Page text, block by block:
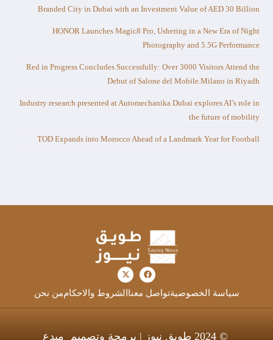
Branded City in Dubai with an Investment Value of AED 30 Billion
HONOR Launches Magic8 Pro, Ushering in a New Era of Night
Photography and 5.5G Performance
Red in Progress Concludes Successfully: Over 3000 Visitors Attend the
Debut of Salone del Mobile.Milano in Riyadh
Industry research presented at Automechanika Dubai explores AI’s role in
the future of mobility
TOD Expands into Morocco Ahead of a Landmark Year for Football
سياسة الخصوصيةتواصل معنا الشروط والاحكاممن نحن
© 2024 طويق نيوز | برمجة وتصميم مبدع